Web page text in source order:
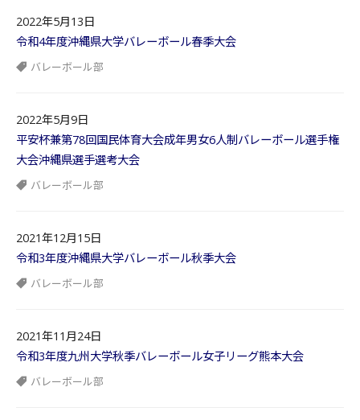
2022年5月13日
令和4年度沖縄県大学バレーボール春季大会
バレーボール部
2022年5月9日
平安杯兼第78回国民体育大会成年男女6人制バレーボール選手権
大会沖縄県選手選考大会
バレーボール部
2021年12月15日
令和3年度沖縄県大学バレーボール秋季大会
バレーボール部
2021年11月24日
令和3年度九州大学秋季バレーボール女子リーグ熊本大会
バレーボール部